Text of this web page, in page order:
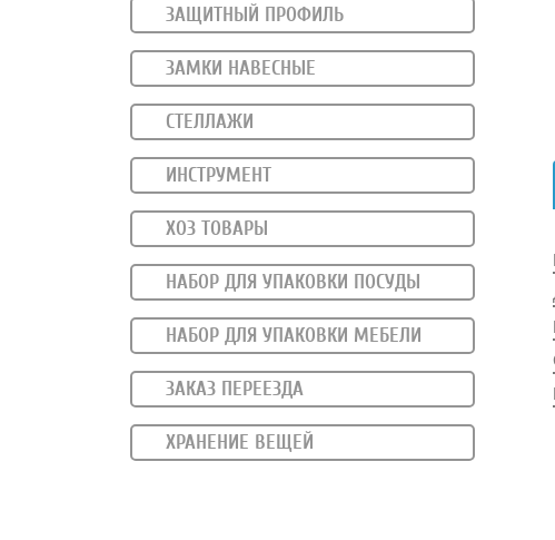
ЗАЩИТНЫЙ ПРОФИЛЬ
ЗАМКИ НАВЕСНЫЕ
СТЕЛЛАЖИ
ИНСТРУМЕНТ
ХОЗ ТОВАРЫ
НАБОР ДЛЯ УПАКОВКИ ПОСУДЫ
НАБОР ДЛЯ УПАКОВКИ МЕБЕЛИ
ЗАКАЗ ПЕРЕЕЗДА
ХРАНЕНИЕ ВЕЩЕЙ